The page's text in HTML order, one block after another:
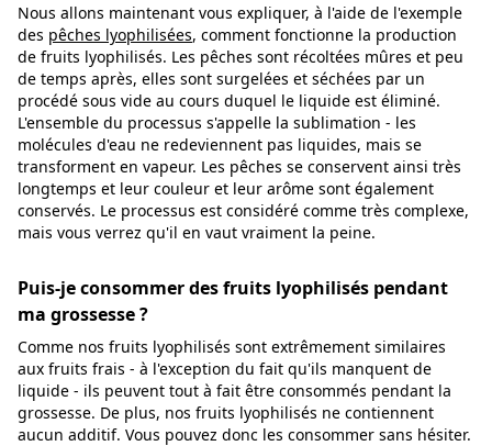
Nous allons maintenant vous expliquer, à l'aide de l'exemple
des pêches lyophilisées, comment fonctionne la production
de fruits lyophilisés. Les pêches sont récoltées mûres et peu
de temps après, elles sont surgelées et séchées par un
procédé sous vide au cours duquel le liquide est éliminé.
L'ensemble du processus s'appelle la sublimation - les
molécules d'eau ne redeviennent pas liquides, mais se
transforment en vapeur. Les pêches se conservent ainsi très
longtemps et leur couleur et leur arôme sont également
conservés. Le processus est considéré comme très complexe,
mais vous verrez qu'il en vaut vraiment la peine.
Puis-je consommer des fruits lyophilisés pendant
ma grossesse ?
Comme nos fruits lyophilisés sont extrêmement similaires
aux fruits frais - à l'exception du fait qu'ils manquent de
liquide - ils peuvent tout à fait être consommés pendant la
grossesse. De plus, nos fruits lyophilisés ne contiennent
aucun additif. Vous pouvez donc les consommer sans hésiter.